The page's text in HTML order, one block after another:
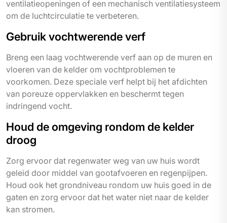
ventilatieopeningen of een mechanisch ventilatiesysteem
om de luchtcirculatie te verbeteren.
Gebruik vochtwerende verf
Breng een laag vochtwerende verf aan op de muren en
vloeren van de kelder om vochtproblemen te
voorkomen. Deze speciale verf helpt bij het afdichten
van poreuze oppervlakken en beschermt tegen
indringend vocht.
Houd de omgeving rondom de kelder
droog
Zorg ervoor dat regenwater weg van uw huis wordt
geleid door middel van gootafvoeren en regenpijpen.
Houd ook het grondniveau rondom uw huis goed in de
gaten en zorg ervoor dat het water niet naar de kelder
kan stromen.